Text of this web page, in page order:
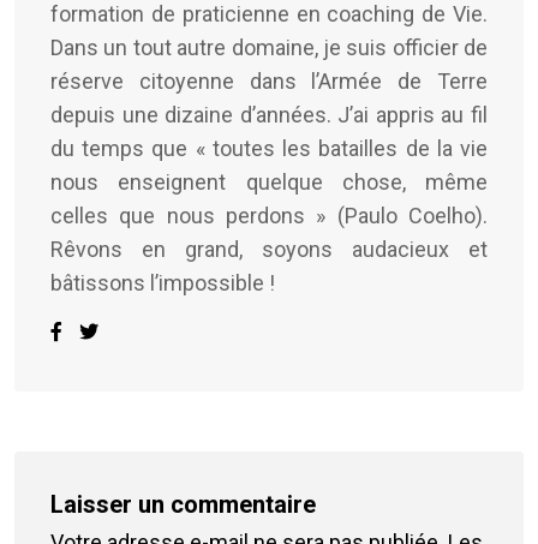
formation de praticienne en coaching de Vie.
Dans un tout autre domaine, je suis officier de
réserve citoyenne dans l’Armée de Terre
depuis une dizaine d’années. J’ai appris au fil
du temps que « toutes les batailles de la vie
nous enseignent quelque chose, même
celles que nous perdons » (Paulo Coelho).
Rêvons en grand, soyons audacieux et
bâtissons l’impossible !
Laisser un commentaire